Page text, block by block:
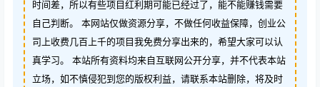
时间差，所以有些项目红利期可能已经过了，能不能赚钱需要
自己判断。 本网站仅做资源分享，不做任何收益保障，创业公
司上收费几百上千的项目我免费分享出来的，希望大家可以认
真学习。 本站所有资料均来自互联网公开分享，并不代表本站
立场，如不慎侵犯到您的版权利益，请联系本站删除，将及时